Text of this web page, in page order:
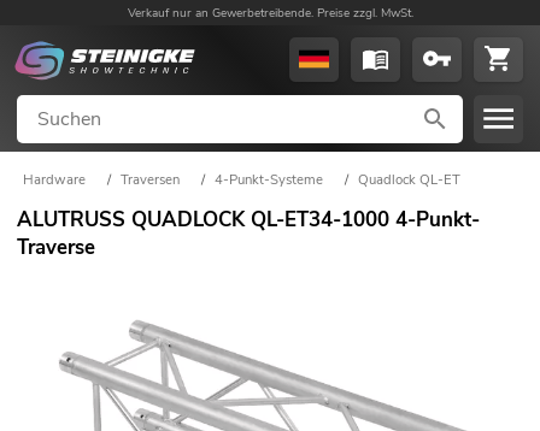
Verkauf nur an Gewerbetreibende. Preise zzgl. MwSt.
Hardware / Traversen / 4-Punkt-Systeme / Quadlock QL-ET
ALUTRUSS QUADLOCK QL-ET34-1000 4-Punkt-
Traverse